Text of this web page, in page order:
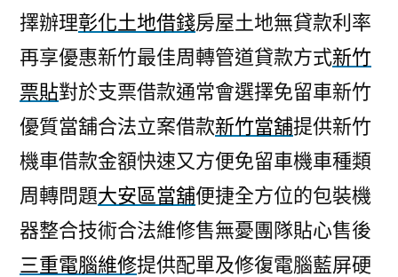
擇辦理彰化土地借錢房屋土地無貸款利率
再享優惠新竹最佳周轉管道貸款方式新竹
票貼對於支票借款通常會選擇免留車新竹
優質當舖合法立案借款新竹當舖提供新竹
機車借款金額快速又方便免留車機車種類
周轉問題大安區當舖便捷全方位的包裝機
器整合技術合法維修售無憂團隊貼心售後
三重電腦維修提供配單及修復電腦藍屏硬